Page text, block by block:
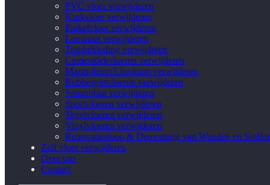
PVC vloer verwijderen
Kurkvloer verwijderen
Parketvloer verwijderen
Laminaat verwijderen
Trapbekleding verwijderen
Cementdekvloeren verwijderen
Marmoleum/Linoleum verwijderen
Rubbergietvloeren verwijderen
Spaanplaat verwijderen
Sportvloeren verwijderen
Tegelvloeren verwijderen
Vinylvloeren verwijderen
Renovatiesloop & Demontage van Wanden en
Zelf vloer verwijderen
Over ons
Contact